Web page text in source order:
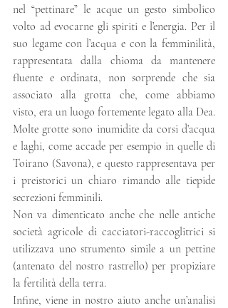
nel “pettinare” le acque un gesto simbolico
volto ad evocarne gli spiriti e l’energia. Per il
suo legame con l’acqua e con la femminilità,
rappresentata dalla chioma da mantenere
fluente e ordinata, non sorprende che sia
associato alla grotta che, come abbiamo
visto, era un luogo fortemente legato alla Dea.
Molte grotte sono inumidite da corsi d’acqua
e laghi, come accade per esempio in quelle di
Toirano (Savona), e questo rappresentava per
i preistorici un chiaro rimando alle tiepide
secrezioni femminili.
Non va dimenticato anche che nelle antiche
società agricole di cacciatori-raccoglitrici si
utilizzava uno strumento simile a un pettine
(antenato del nostro rastrello) per propiziare
la fertilità della terra.
Infine, viene in nostro aiuto anche un’analisi